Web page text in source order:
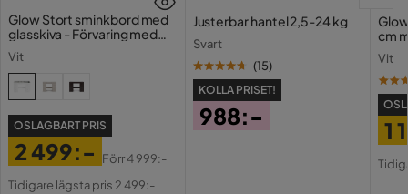
Glow Stort sminkbord med
glasskiva - Förvaring med
Vit
OSLAGBART PRIS
Pris
2 499:-
Original
Förr4 999:-
Tidigare lägsta pris 2 499:-
Justerbar hantel 2,5-24 kg
Svart
(15)
KOLLA PRISET!
988:-
cm
Vit
1